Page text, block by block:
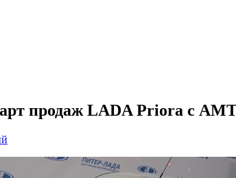
продаж LADA Priora c АМТ